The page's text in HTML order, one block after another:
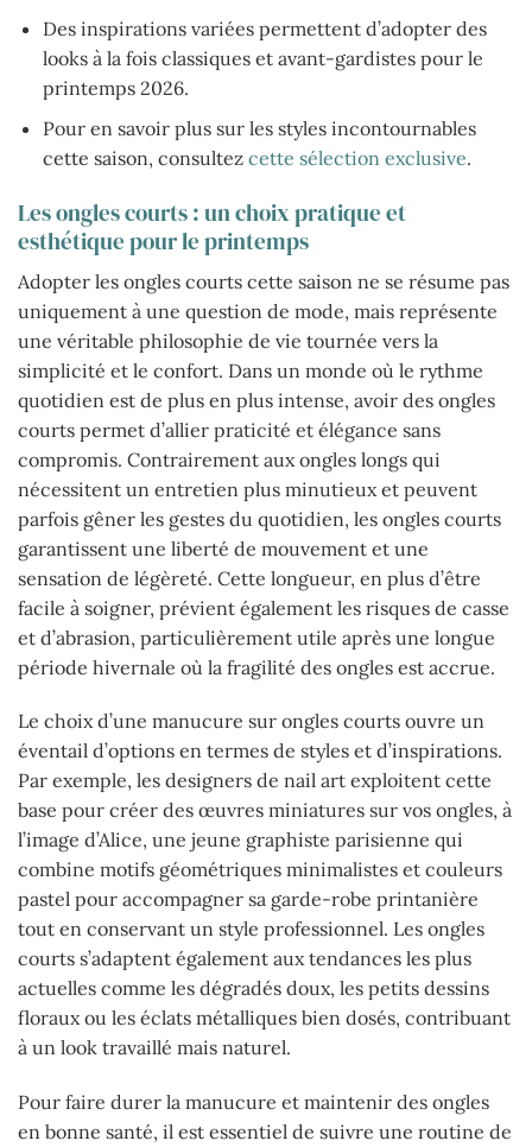
Des inspirations variées permettent d’adopter des
looks à la fois classiques et avant-gardistes pour le
printemps 2026.
Pour en savoir plus sur les styles incontournables
cette saison, consultez cette sélection exclusive.
Les ongles courts : un choix pratique et
esthétique pour le printemps
Adopter les ongles courts cette saison ne se résume pas
uniquement à une question de mode, mais représente
une véritable philosophie de vie tournée vers la
simplicité et le confort. Dans un monde où le rythme
quotidien est de plus en plus intense, avoir des ongles
courts permet d’allier praticité et élégance sans
compromis. Contrairement aux ongles longs qui
nécessitent un entretien plus minutieux et peuvent
parfois gêner les gestes du quotidien, les ongles courts
garantissent une liberté de mouvement et une
sensation de légèreté. Cette longueur, en plus d’être
facile à soigner, prévient également les risques de casse
et d’abrasion, particulièrement utile après une longue
période hivernale où la fragilité des ongles est accrue.
Le choix d’une manucure sur ongles courts ouvre un
éventail d’options en termes de styles et d’inspirations.
Par exemple, les designers de nail art exploitent cette
base pour créer des œuvres miniatures sur vos ongles, à
l’image d’Alice, une jeune graphiste parisienne qui
combine motifs géométriques minimalistes et couleurs
pastel pour accompagner sa garde-robe printanière
tout en conservant un style professionnel. Les ongles
courts s’adaptent également aux tendances les plus
actuelles comme les dégradés doux, les petits dessins
floraux ou les éclats métalliques bien dosés, contribuant
à un look travaillé mais naturel.
Pour faire durer la manucure et maintenir des ongles
en bonne santé, il est essentiel de suivre une routine de